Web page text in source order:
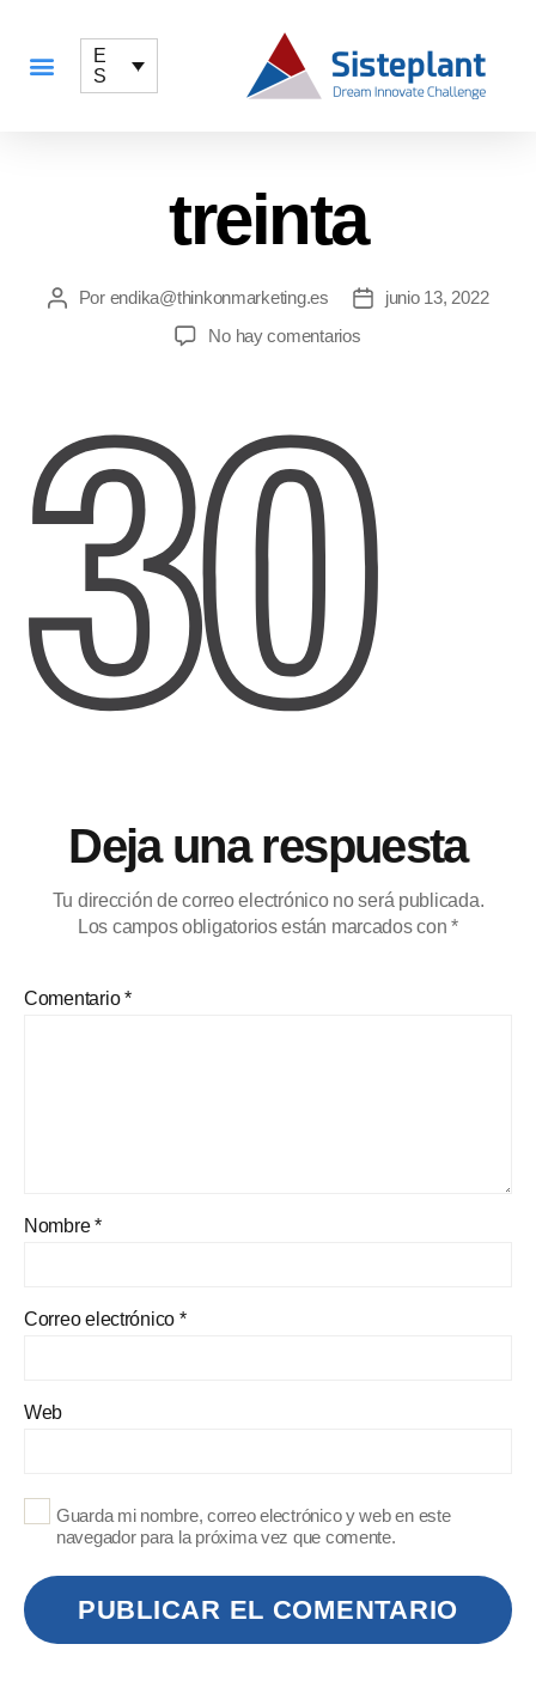
E
S
treinta
Por endika@thinkonmarketing.es
junio 13, 2022
No hay comentarios
Deja una respuesta
Tu dirección de correo electrónico no será publicada.
Los campos obligatorios están marcados con*
Comentario*
Nombre*
Correo electrónico *
Web
Guarda mi nombre, correo electrónico y web en este
navegador para la próxima vez que comente.